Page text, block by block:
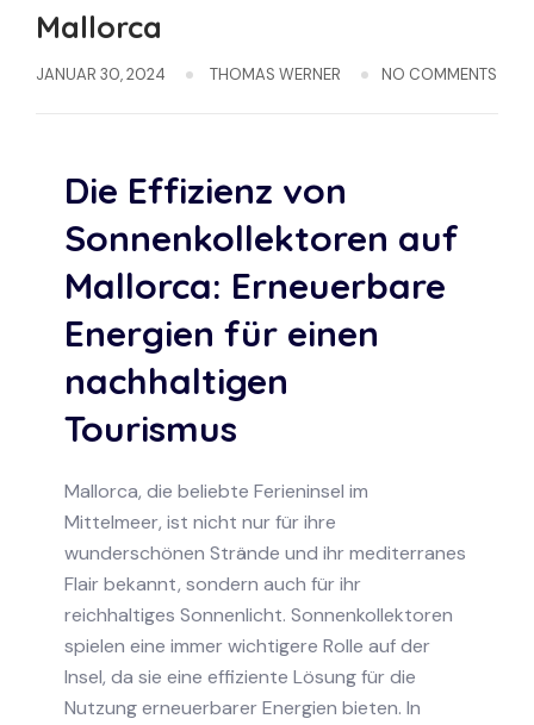
Mallorca
JANUAR 30, 2024 THOMAS WERNER NO COMMENTS
Die Effizienz von
Sonnenkollektoren auf
Mallorca: Erneuerbare
Energien für einen
nachhaltigen
Tourismus
Mallorca, die beliebte Ferieninsel im
Mittelmeer, ist nicht nur für ihre
wunderschönen Strände und ihr mediterranes
Flair bekannt, sondern auch für ihr
reichhaltiges Sonnenlicht. Sonnenkollektoren
spielen eine immer wichtigere Rolle auf der
Insel, da sie eine effiziente Lösung für die
Nutzung erneuerbarer Energien bieten. In